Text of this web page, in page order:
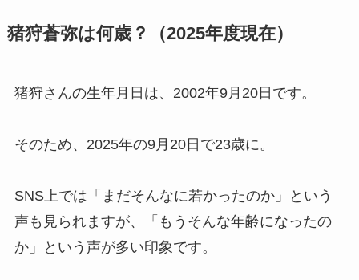
ジャニーズのライブ日程2024年開
催一覧！月ごとにまとめ！ライブ
も！
キスマイのファンクラブの人数
は？会員数減る？推移は？値段や
アイドル生写真の買取相場は？買
取店舗やブロマイド買取おすす
猪狩蒼弥は何歳？（2025年度現在）
猪狩さんの生年月日は、2002年9月20日です。
そのため、2025年の9月20日で23歳に。
SNS上では「まだそんなに若かったのか」という
声も見られますが、「もうそんな年齢になったの
か」という声が多い印象です。